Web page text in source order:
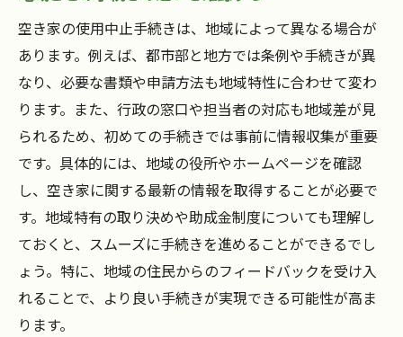
空き家の使用中止手続きは、地域によって異なる場合が
あります。例えば、都市部と地方では条例や手続きが異
なり、必要な書類や申請方法も地域特性に合わせて変わ
ります。また、行政の窓口や担当者の対応も地域差が見
られるため、初めての手続きでは事前に情報収集が重要
です。具体的には、地域の役所やホームページを確認
し、空き家に関する最新の情報を取得することが必要で
す。地域特有の取り決めや助成金制度についても理解し
ておくと、スムーズに手続きを進めることができるでし
ょう。特に、地域の住民からのフィードバックを受け入
れることで、より良い手続きが実現できる可能性が高ま
ります。